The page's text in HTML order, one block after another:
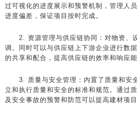
过可视化的进度展示和预警机制，管理人
进度偏差，保证项目按时完成。
2. 资源管理与供应链协同：对物资、
调。同时可以与供应链上下游企业进行数
的共享和配合，提高供应链的效率和响应能
3. 质量与安全管理：内置了质量和安
立和执行质量和安全的标准和规范。通过
及安全事故的预警和防范可以提高建材项